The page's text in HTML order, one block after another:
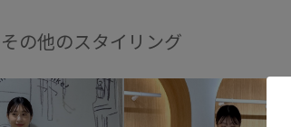
の他のスタイリング